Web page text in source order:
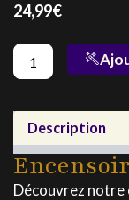
24,99€
quantité
Blanc
Description
Découvrez notre